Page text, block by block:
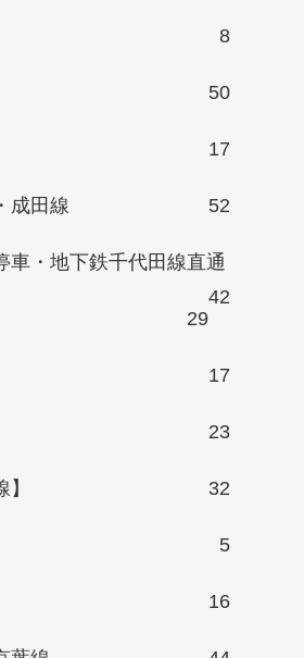
8
50
17
成田線 52
車・地下鉄千代田線直通
42
29
17
23
32
5
16